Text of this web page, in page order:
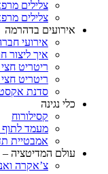
צלילים
צלילים
אירועים בדהרמה
אירועי
איך ליצור
ריטריט
ריטריט
סדנת
כלי נגינה
קסילורוח
מעמד לתוף
אמבטיית
עולם המדיטציה –
צ’אקרה